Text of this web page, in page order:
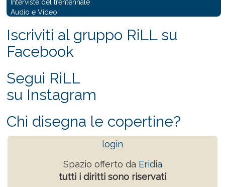
Interviste del trentennale
Audio e Video
Iscriviti al gruppo RiLL su
Facebook
Segui RiLL
su Instagram
Chi disegna le copertine?
login
Spazio offerto da Eridia
tutti i diritti sono riservati